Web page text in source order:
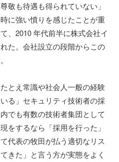
敬も待遇も得られていない」
に強い憤りを感じたことが重
、2010 年代前半に株式会社イ
た。会社設立の段階からこの
とえ常識や社会人一般の経験
る」セキュリティ技術者の採
でも有数の技術者集団として
をするなら「採用を行った」
代表の牧田が払う適切なリス
きた」と言う方が実態をよく